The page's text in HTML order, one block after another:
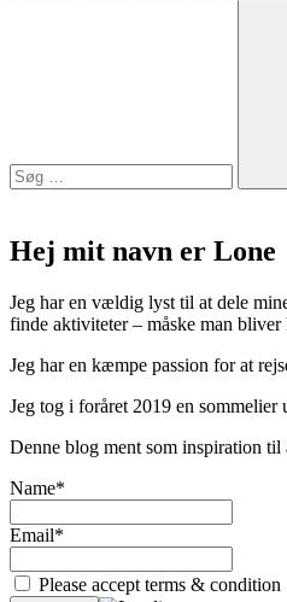
Hej mit navn er Lone
Jeg har en vældig lyst til at dele
finde aktiviteter – måske man bliver
Jeg har en kæmpe passion for at
Jeg tog i foråret 2019 en
Denne blog ment som inspiration
Name*
Email*
Please accept terms & condition